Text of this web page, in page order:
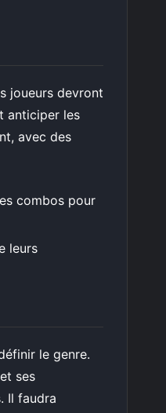
joueurs devront
anticiper les
avec des
combos pour
leurs
le genre.
ses
Il faudra